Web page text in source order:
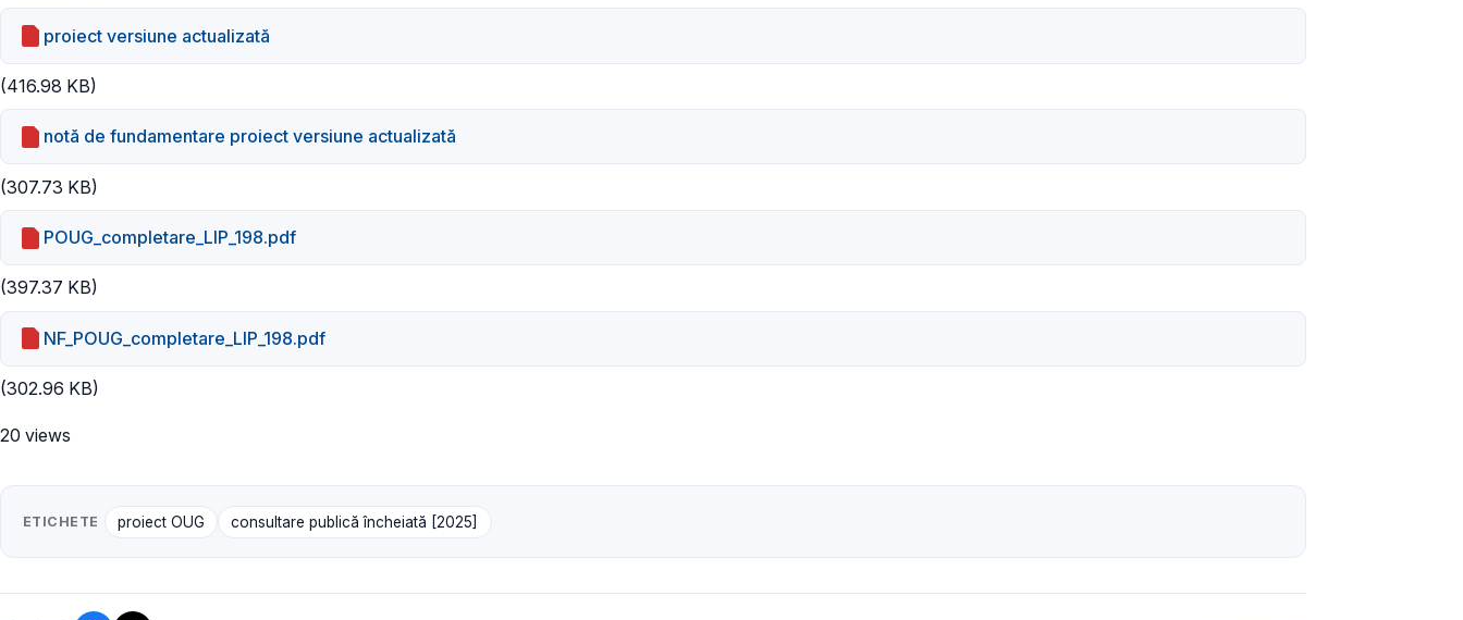
proiect versiune actualizată
(416.98 KB)
notă de fundamentare proiect versiune actualizată
(307.73 KB)
POUG_completare_LIP_198.pdf
(397.37 KB)
NF_POUG_completare_LIP_198.pdf
(302.96 KB)
20 views
ETICHETE proiect OUG consultare publică încheiată [2025]